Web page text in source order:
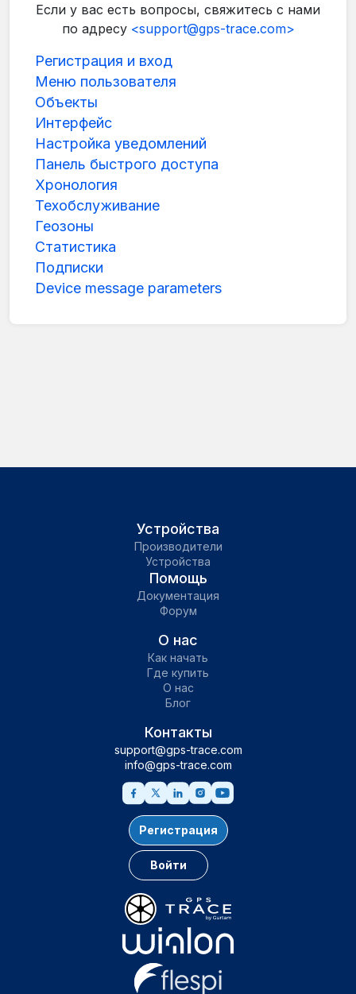
Если у вас есть вопросы, свяжитесь с нами
по адресу<support@gps-trace.com>
Регистрация и вход
Меню пользователя
Объекты
Интерфейс
Настройка уведомлений
Панель быстрого доступа
Хронология
Техобслуживание
Геозоны
Статистика
Подписки
Device message parameters
Устройства
Производители
Устройства
Помощь
Документация
Форум
О нас
Как начать
Где купить
О нас
Блог
Контакты
support@gps-trace.com
info@gps-trace.com
Регистрация
Войти